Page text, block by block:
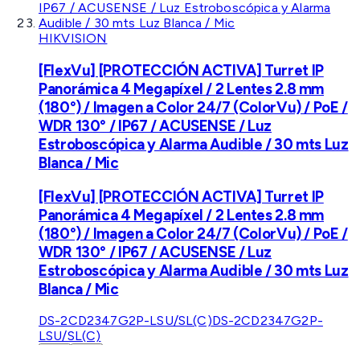
HIKVISION
[FlexVu] [PROTECCIÓN ACTIVA] Turret IP
Panorámica 4 Megapíxel / 2 Lentes 2.8 mm
(180°) / Imagen a Color 24/7 (ColorVu) / PoE /
WDR 130° / IP67 / ACUSENSE / Luz
Estroboscópica y Alarma Audible / 30 mts Luz
Blanca / Mic
[FlexVu] [PROTECCIÓN ACTIVA] Turret IP
Panorámica 4 Megapíxel / 2 Lentes 2.8 mm
(180°) / Imagen a Color 24/7 (ColorVu) / PoE /
WDR 130° / IP67 / ACUSENSE / Luz
Estroboscópica y Alarma Audible / 30 mts Luz
Blanca / Mic
DS-2CD2347G2P-LSU/SL(C)DS-2CD2347G2P-
LSU/SL(C)